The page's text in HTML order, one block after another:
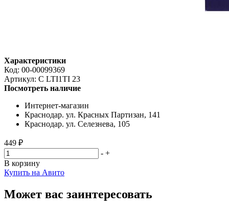
Характеристики
Код: 00-00099369
Артикул: C LTI1TI 23
Посмотреть наличие
Интернет-магазин
Краснодар. ул. Красных Партизан, 141
Краснодар. ул. Селезнева, 105
449 ₽
- +
В корзину
Купить на Авито
Может вас заинтересовать